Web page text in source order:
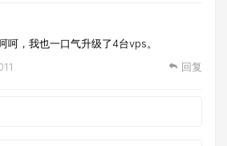
呵，我也一口气升级了4台vps。
回复